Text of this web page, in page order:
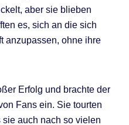
aber sie blieben
es, sich an die sich
anzupassen, ohne ihre
Erfolg und brachte der
Fans ein. Sie tourten
auch nach so vielen